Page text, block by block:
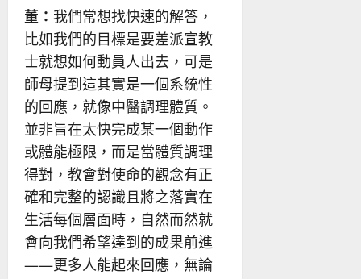
董： 我們常想找快速的解答，
比如我們的目標是要差派宣教
士就想如何動員人出去，可是
師母提到這其實是一個系統性
的回應，就像中醫調理體質。
並非旨在太快完成某一個動作
或體能極限，而是當體質調理
得對，教會對使命的觀念有正
確和完整的認識且將之落實在
生活每個層面時，自然而然就
會向我們希望達到的成果前進
——更多人能起來回應，無論